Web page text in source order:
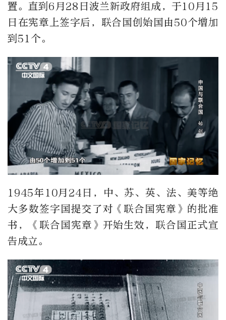
置。直到6月28日波兰新政府组成，于10月15
日在宪章上签字后，联合国创始国由50个增加
到51个。
1945年10月24日，中、苏、英、法、美等绝
大多数签字国提交了对《联合国宪章》的批准
书，《联合国宪章》开始生效，联合国正式宣
告成立。